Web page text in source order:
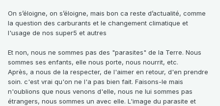
On s’éloigne, on s’éloigne, mais bon ca reste d’actualité, comme
la question des carburants et le changement climatique et
l'usage de nos super5 et autres
Et non, nous ne sommes pas des "parasites" de la Terre. Nous
sommes ses enfants, elle nous porte, nous nourrit, etc.
Après, a nous de la respecter, de l'aimer en retour, d'en prendre
soin. c'est vrai qu'on ne l'a pas bien fait. Faisons-le mais
n'oublions que nous venons d'elle, nous ne lui sommes pas
étrangers, nous sommes un avec elle. L'image du parasite et